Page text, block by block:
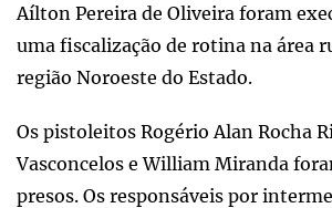
Aílton Pereira de Oliveira foram
uma fiscalização de rotina na área
região Noroeste do Estado.
Os pistoleitos Rogério Alan Rocha
Vasconcelos e William Miranda
presos. Os responsáveis por